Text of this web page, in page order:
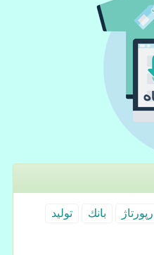
رپورتاژ بانك
تولید